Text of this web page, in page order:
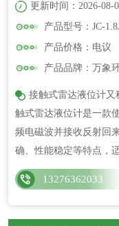
更新时间：2026-08-
产品型号：JC-
产品价格：电议
产品品牌：万象
接触式雷达液位计
触式雷达液位计是一款
频电磁波并接收反射回
确、性能稳定等特点，
13276362033